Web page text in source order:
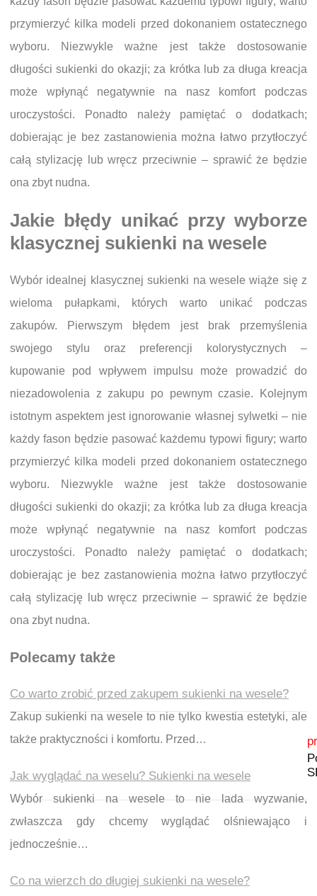
przymierzyć kilka modeli przed dokonaniem ostatecznego
wyboru. Niezwykle ważne jest także dostosowanie
długości sukienki do okazji; za krótka lub za długa kreacja
może wpłynąć negatywnie na nasz komfort podczas
uroczystości. Ponadto należy pamiętać o dodatkach;
dobierając je bez zastanowienia można łatwo przytłoczyć
całą stylizację lub wręcz przeciwnie – sprawić że będzie
ona zbyt nudna.
Jakie błędy unikać przy wyborze
klasycznej sukienki na wesele
Wybór idealnej klasycznej sukienki na wesele wiąże się z
wieloma pułapkami, których warto unikać podczas
zakupów. Pierwszym błędem jest brak przemyślenia
swojego stylu oraz preferencji kolorystycznych –
kupowanie pod wpływem impulsu może prowadzić do
niezadowolenia z zakupu po pewnym czasie. Kolejnym
istotnym aspektem jest ignorowanie własnej sylwetki – nie
każdy fason będzie pasować każdemu typowi figury; warto
przymierzyć kilka modeli przed dokonaniem ostatecznego
wyboru. Niezwykle ważne jest także dostosowanie
długości sukienki do okazji; za krótka lub za długa kreacja
może wpłynąć negatywnie na nasz komfort podczas
uroczystości. Ponadto należy pamiętać o dodatkach;
dobierając je bez zastanowienia można łatwo przytłoczyć
całą stylizację lub wręcz przeciwnie – sprawić że będzie
ona zbyt nudna.
Polecamy także
Co warto zrobić przed zakupem sukienki na wesele?
Zakup sukienki na wesele to nie tylko kwestia estetyki, ale
także praktyczności i komfortu. Przed…
Jak wyglądać na weselu? Sukienki na wesele
Wybór sukienki na wesele to nie lada wyzwanie,
zwłaszcza gdy chcemy wyglądać olśniewająco i
jednocześnie…
Co na wierzch do długiej sukienki na wesele?
Nawigacja wpisu